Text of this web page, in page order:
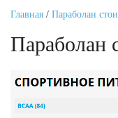
Главная / Параболан
Параболан